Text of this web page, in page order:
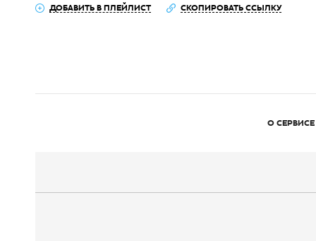
ДОБАВИТЬ В ПЛЕЙЛИСТ СКОПИРОВАТЬ ССЫЛКУ
О СЕРВИСЕ